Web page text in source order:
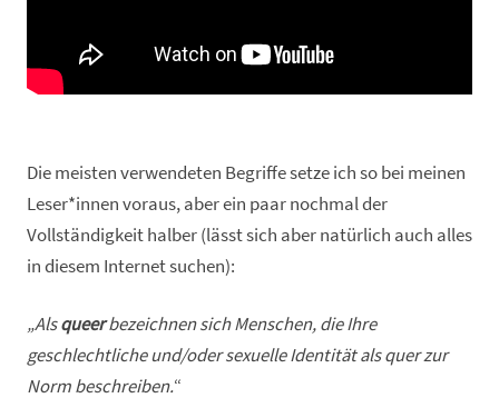
Die meisten verwendeten Begriffe setze ich so bei meinen
Leser*innen voraus, aber ein paar nochmal der
Vollständigkeit halber (lässt sich aber natürlich auch alles
in diesem Internet suchen):
„Alsqueerbezeichnen sich Menschen, die Ihre
geschlechtliche und/oder sexuelle Identität als quer zur
Norm beschreiben.“